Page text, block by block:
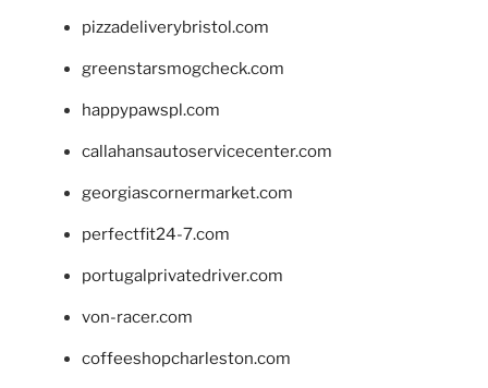
pizzadeliverybristol.com
greenstarsmogcheck.com
happypawspl.com
callahansautoservicecenter.com
georgiascornermarket.com
perfectfit24-7.com
portugalprivatedriver.com
von-racer.com
coffeeshopcharleston.com